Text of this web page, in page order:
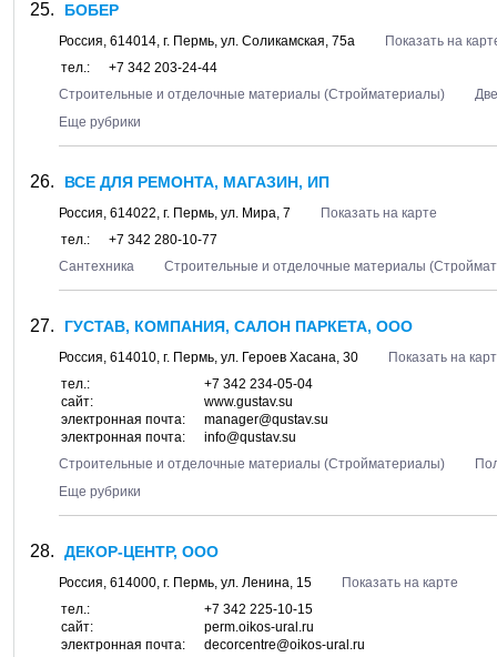
БОБЕР
Россия, 614014, г. Пермь, ул. Соликамская, 75а
Показать на
тел.:
+7 342 203-24-44
Строительные и отделочные материалы (Стройматериалы)
Еще рубрики
ВСЕ ДЛЯ РЕМОНТА, МАГАЗИН, ИП
Россия, 614022, г. Пермь, ул. Мира, 7
Показать на карте
тел.:
+7 342 280-10-77
Сантехника
Строительные и отделочные материалы
ГУСТАВ, КОМПАНИЯ, САЛОН ПАРКЕТА, ООО
Россия, 614010, г. Пермь, ул. Героев Хасана, 30
Показать на
тел.:
+7 342 234-05-04
сайт:
www.gustav.su
электронная почта:
manager@qustav.su
электронная почта:
info@qustav.su
Строительные и отделочные материалы (Стройматериалы)
Еще рубрики
ДЕКОР-ЦЕНТР, ООО
Россия, 614000, г. Пермь, ул. Ленина, 15
Показать на карте
тел.:
+7 342 225-10-15
сайт:
perm.oikos-ural.ru
электронная почта:
decorcentre@oikos-ural.ru